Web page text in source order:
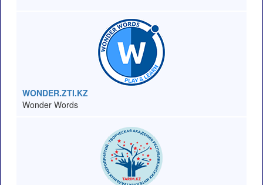
WONDER.ZTI.KZ
Wonder Words